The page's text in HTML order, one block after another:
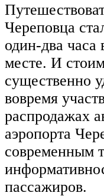
Череповца
один-два часа
месте. И
существенно
вовремя
распродажах
аэропорта
современным
пассажиров.